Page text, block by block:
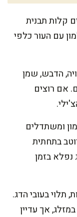
ומשמנים קלות תבנית
עם העור כלפי
הדבש, שמן
אם רוצים
ומשתדלים
בתחתית
נפלא בזמן
ואופים כ-15-20 דקות, תלוי בעובי הדג.
אך עדיין